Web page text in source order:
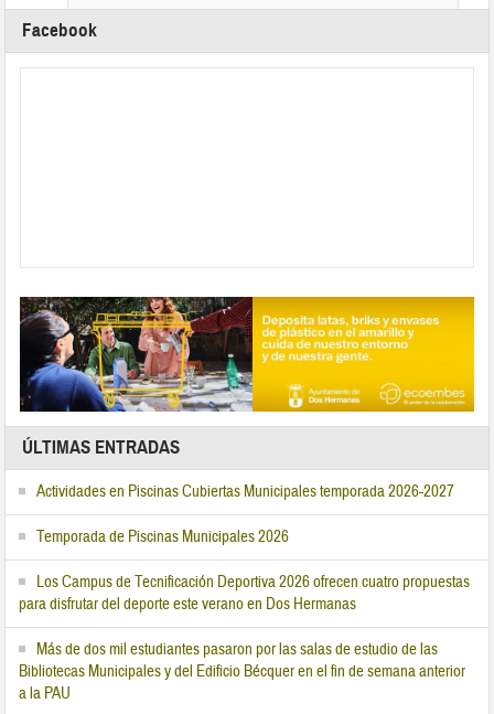
Facebook
ÚLTIMAS ENTRADAS
Actividades en Piscinas Cubiertas Municipales temporada 2026-2027
Temporada de Piscinas Municipales 2026
Los Campus de Tecnificación Deportiva 2026 ofrecen cuatro propuestas
para disfrutar del deporte este verano en Dos Hermanas
Más de dos mil estudiantes pasaron por las salas de estudio de las
Bibliotecas Municipales y del Edificio Bécquer en el fin de semana anterior
a la PAU